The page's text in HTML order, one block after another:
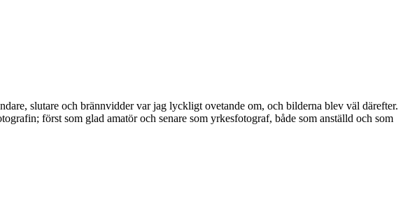
slutare och brännvidder var jag lyckligt ovetande om, och bilderna blev väl därefter.
först som glad amatör och senare som yrkesfotograf, både som anställd och som